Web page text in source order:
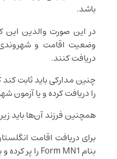
باشد.
در این صورت والدین این
وضعیت اقامت و شهروندی
دریافت کنند.
چنین مدارکی باید ثابت
را دریافت کرده و یا آزمون
همچنین فرزند آن‌ها باید زیر ۱۸ سال سن داشته باشد.
برای دریافت اقامت
بنام Form MN1 را پر کرده و به اداره مهاجرت انگلستان تحویل دهید.